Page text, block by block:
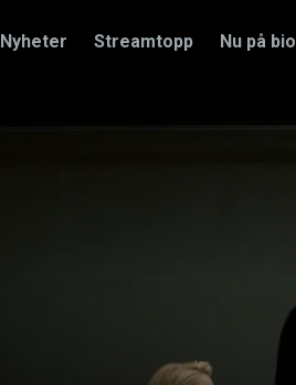
Nyheter Streamtopp Nu på bio